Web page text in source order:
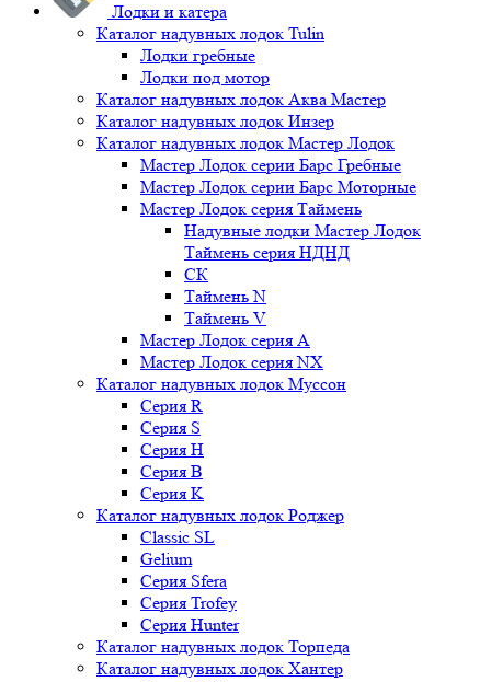
Лодки и катера
Каталог надувных лодок Tulin
Лодки гребные
Лодки под мотор
Каталог надувных лодок Аква Мастер
Каталог надувных лодок Инзер
Каталог надувных лодок Мастер Лодок
Мастер Лодок серии Барс Гребные
Мастер Лодок серии Барс Моторные
Мастер Лодок серия Таймень
Надувные лодки Мастер Лодок
Таймень серия НДНД
СК
Таймень N
Таймень V
Мастер Лодок серия А
Мастер Лодок серия NX
Каталог надувных лодок Муссон
Серия R
Серия S
Серия H
Серия B
Серия K
Каталог надувных лодок Роджер
Classic SL
Gelium
Серия Sfera
Серия Trofey
Серия Hunter
Каталог надувных лодок Торпеда
Каталог надувных лодок Хантер